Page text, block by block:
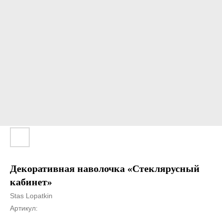
Декоративная наволочка «Стеклярусный
кабинет»
Stas Lopatkin
Артикул: